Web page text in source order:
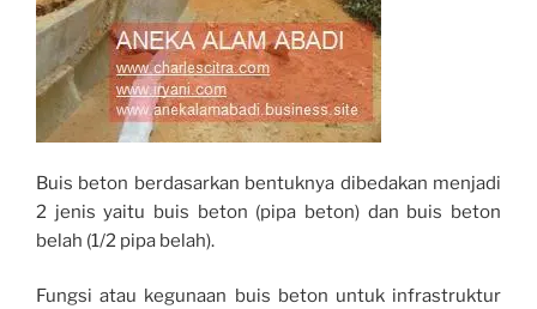
Buis beton berdasarkan bentuknya dibedakan menjadi
2 jenis yaitu buis beton (pipa beton) dan buis beton
belah (1/2 pipa belah).
Fungsi atau kegunaan buis beton untuk infrastruktur